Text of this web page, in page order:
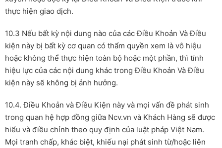
thực hiện giao dịch.
10.3 Nếu bất kỳ nội dung nào của các Điều Khoản Và Điều
kiện này bị bất kỳ cơ quan có thẩm quyền xem là vô hiệu
hoặc không thể thực hiện toàn bộ hoặc một phần, thì tính
hiệu lực của các nội dung khác trong Điều Khoản Và Điều
kiện này sẽ không bị ảnh hưởng.
10.4. Điều Khoản và Điều Kiện này và mọi vấn đề phát sinh
trong quan hệ hợp đồng giữa Ncv.vn và Khách Hàng sẽ được
hiểu và điều chỉnh theo quy định của luật pháp Việt Nam.
Mọi tranh chấp, khác biệt, khiếu nại phát sinh từ/hoặc liên